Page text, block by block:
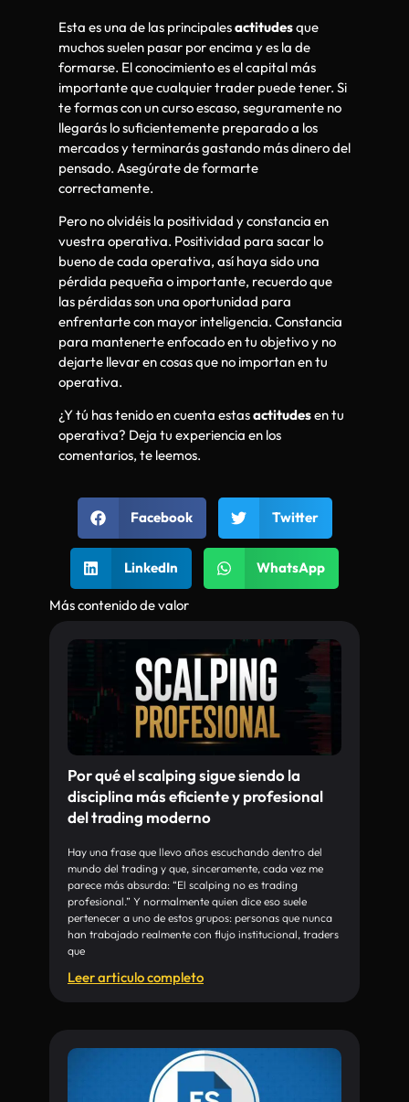
Esta es una de las principalesactitudesque
muchos suelen pasar por encima y es la de
formarse. El conocimiento es el capital más
importante que cualquier trader puede tener. Si
te formas con un curso escaso, seguramente no
llegarás lo suficientemente preparado a los
mercados y terminarás gastando más dinero del
pensado. Asegúrate de formarte
correctamente.
Pero no olvidéis la positividad y constancia en
vuestra operativa. Positividad para sacar lo
bueno de cada operativa, así haya sido una
pérdida pequeña o importante, recuerdo que
las pérdidas son una oportunidad para
enfrentarte con mayor inteligencia. Constancia
para mantenerte enfocado en tu objetivo y no
dejarte llevar en cosas que no importan en tu
operativa.
¿Y tú has tenido en cuenta estasactitudesen tu
operativa? Deja tu experiencia en los
comentarios, te leemos.
Facebook Twitter
LinkedIn WhatsApp
Más contenido de valor
Por qué el scalping sigue siendo la
disciplina más eficiente y profesional
del trading moderno
Hay una frase que llevo años escuchando dentro del
mundo del trading y que, sinceramente, cada vez me
parece más absurda: “El scalping no es trading
profesional.” Y normalmente quien dice eso suele
pertenecer a uno de estos grupos: personas que nunca
han trabajado realmente con flujo institucional, traders
que
Leer articulo completo